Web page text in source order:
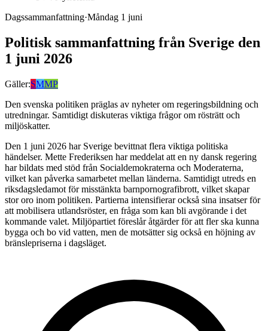
Dagssammanfattning·Måndag 1 juni
Politisk sammanfattning från Sverige den
1 juni 2026
Gäller:SMMP
Den svenska politiken präglas av nyheter om regeringsbildning och
utredningar. Samtidigt diskuteras viktiga frågor om rösträtt och
miljöskatter.
Den 1 juni 2026 har Sverige bevittnat flera viktiga politiska
händelser. Mette Frederiksen har meddelat att en ny dansk regering
har bildats med stöd från Socialdemokraterna och Moderaterna,
vilket kan påverka samarbetet mellan länderna. Samtidigt utreds en
riksdagsledamot för misstänkta barnpornografibrott, vilket skapar
stor oro inom politiken. Partierna intensifierar också sina insatser för
att mobilisera utlandsröster, en fråga som kan bli avgörande i det
kommande valet. Miljöpartiet föreslår åtgärder för att fler ska kunna
bygga och bo vid vatten, men de motsätter sig också en höjning av
bränslepriserna i dagsläget.